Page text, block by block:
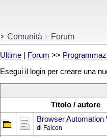
Comunità > Forum
Ultime| Forum >>
Esegui il login per creare una
Titolo / autore
Browser Automation
di Falcon